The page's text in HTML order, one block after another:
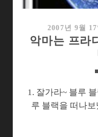
2007년 9월 17
악마는 프라
1. 잘가라~ 블루
루 블랙을 떠나